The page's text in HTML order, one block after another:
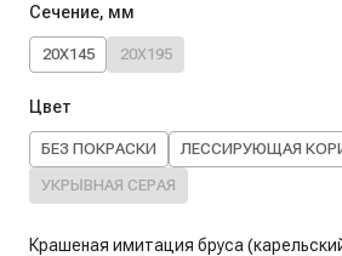
Сечение, мм
20X145 20X195
Цвет
БЕЗ ПОКРАСКИ
ЛЕССИРУЮЩАЯ
УКРЫВНАЯ СЕРАЯ
Крашеная имитация бруса